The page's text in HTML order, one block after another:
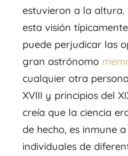
estuvieron a la altura.
esta visión
puede perjudicar las
gran astrónomo
cualquier otra
XVIII y principios del
creía que la ciencia
de hecho, es inmune
individuales de